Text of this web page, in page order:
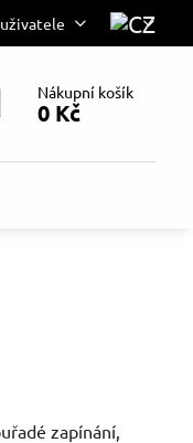
Nákupní košík
0 Kč
zapínání,